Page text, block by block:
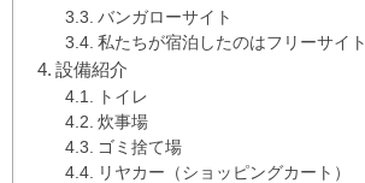
バンガローサイト
私たちが宿泊したのはフリーサイト
設備紹介
トイレ
炊事場
ゴミ捨て場
リヤカー（ショッピングカート）